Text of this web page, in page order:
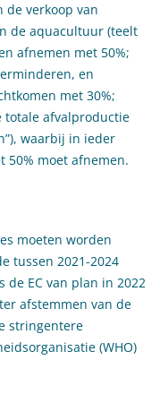
verkoop van
de aquacultuur (teelt
afnemen met 50%;
en
met 30%;
totale afvalproductie
waarbij in ieder
50% moet afnemen.
moeten worden
tussen 2021-2024
de EC van plan in 2022
afstemmen van de
stringentere
(WHO)